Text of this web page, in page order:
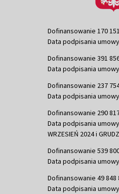
Dofinansowanie 170
Data podpisania
Dofinansowanie 391
Data podpisania
Dofinansowanie 237
Data podpisania
Dofinansowanie 290
Data podpisania
WRZESIEŃ 2024 i
Dofinansowanie 539
Data podpisania
Dofinansowanie 49 848
Data podpisania